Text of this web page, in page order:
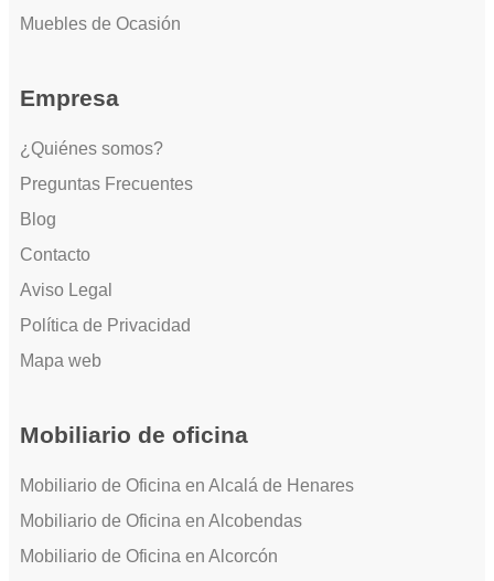
Muebles de Ocasión
Empresa
¿Quiénes somos?
Preguntas Frecuentes
Blog
Contacto
Aviso Legal
Política de Privacidad
Mapa web
Mobiliario de oficina
Mobiliario de Oficina en Alcalá de Henares
Mobiliario de Oficina en Alcobendas
Mobiliario de Oficina en Alcorcón